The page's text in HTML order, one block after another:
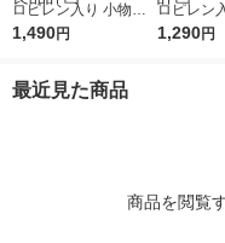
ロピレン入り 小物収
納ケース 大 ホワイト
ｍ 良品計画
1,490円
ロピレン
納ケース
1,290円
最近見た商品
商品を閲覧